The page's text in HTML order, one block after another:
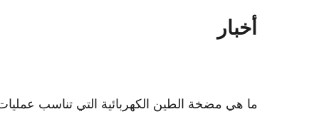
أخبار
ما هي مضخة الطين الكهربائية التي تناسب